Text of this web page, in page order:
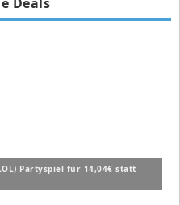
Partyspiel für 14,04€ statt